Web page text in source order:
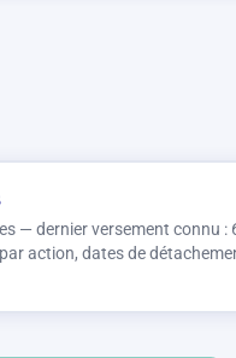
— dernier versement connu :
action, dates de